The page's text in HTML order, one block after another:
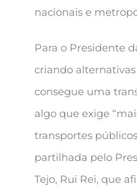
nacionais e
Para o Presidente
criando
consegue uma
algo que exige
transportes
partilhada pelo
Tejo, Rui Rei, que